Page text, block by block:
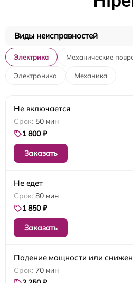
Виды неисправностей
Электрика Механические
Электроника Механика
Не включается
50 мин
1 800 ₽
Заказать
Не едет
80 мин
1 850 ₽
Заказать
Падение мощности или
70 мин